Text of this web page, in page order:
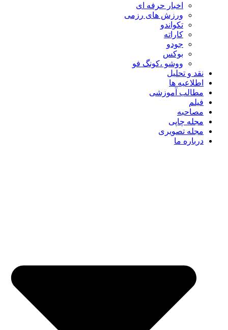
اخبار حرفه ای
ورزش های رزمی
تکواندو
کاراته
جودو
بوکس
ووشو ،کونگ فو
نقد و تحلیل
اطلاعیه ها
مطالب آموزشی
فیلم
مصاحبه
مجله چاپی
مجله تصویری
درباره ما